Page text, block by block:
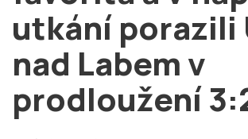
Zapomněli jste heslo?
utkání porazili
nad Labem v
prodloužení